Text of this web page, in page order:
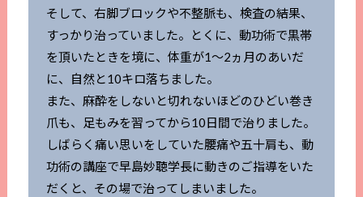
そして、右脚ブロックや不整脈も、検査の結果、
すっかり治っていました。とくに、動功術で黒帯
を頂いたときを境に、体重が1～2ヵ月のあいだ
に、自然と10キロ落ちました。
また、麻酔をしないと切れないほどのひどい巻き
爪も、足もみを習ってから10日間で治りました。
しばらく痛い思いをしていた腰痛や五十肩も、動
功術の講座で早島妙聴学長に動きのご指導をいた
だくと、その場で治ってしまいました。